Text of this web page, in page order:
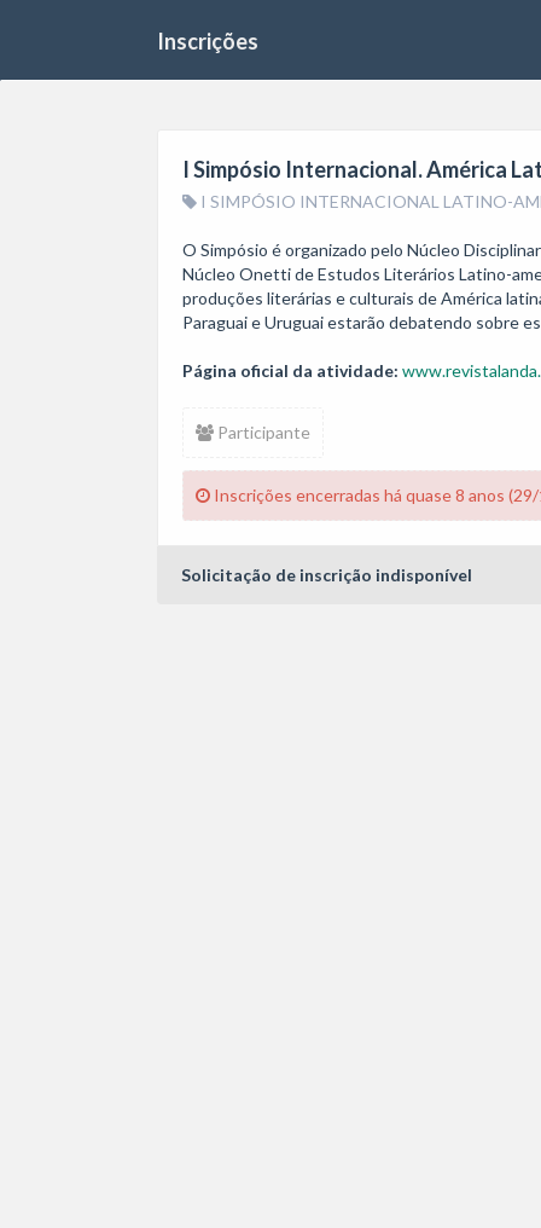
Inscrições
I Simpósio Internacional. América
I SIMPÓSIO INTERNACIONAL LATINO-
O Simpósio é organizado pelo Núcleo
Núcleo Onetti de Estudos Literários Latino-
produções literárias e culturais de América
Paraguai e Uruguai estarão debatendo sobre
Página oficial da atividade:
Participante
Inscrições encerradas há quase 8 anos
Solicitação de inscrição indisponível